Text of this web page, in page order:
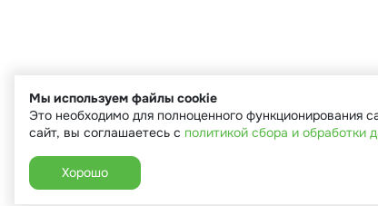
Мы используем файлы cookie
Это необходимо для полноценного функционирования
сайт, вы соглашаетесь с политикой сбора и обработки
Хорошо